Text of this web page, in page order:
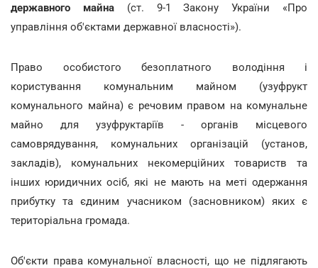
державного майна(ст. 9-1 Закону України «Про
управління об'єктами державної власності»).
Право особистого безоплатного володіння і
користування комунальним майном (узуфрукт
комунального майна) є речовим правом на комунальне
майно для узуфруктаріїв - органів місцевого
самоврядування, комунальних організацій (установ,
закладів), комунальних некомерційних товариств та
інших юридичних осіб, які не мають на меті одержання
прибутку та єдиним учасником (засновником) яких є
територіальна громада.
Об'єкти права комунальної власності, що не підлягають